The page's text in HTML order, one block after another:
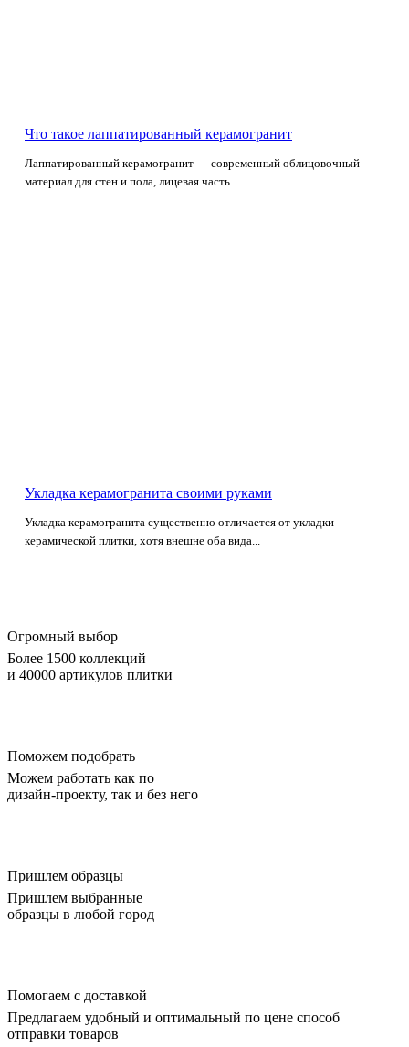
Что такое лаппатированный керамогранит
Лаппатированный керамогранит — современный облицовочный
материал для стен и пола, лицевая часть ...
Укладка керамогранита своими руками
Укладка керамогранита существенно отличается от укладки
керамической плитки, хотя внешне оба вида...
Огромный выбор
Более 1500 коллекций
и 40000 артикулов плитки
Поможем подобрать
Можем работать как по
дизайн-проекту, так и без него
Пришлем образцы
Пришлем выбранные
образцы в любой город
Помогаем с доставкой
Предлагаем удобный и оптимальный по цене способ
отправки товаров